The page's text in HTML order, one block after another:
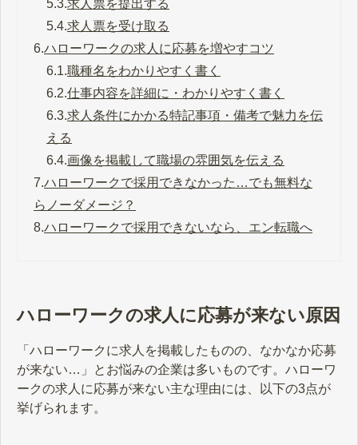
5.3.求人票を提出する
5.4.求人票を受け取る
6.ハローワークの求人に応募を増やすコツ
6.1.職種名をわかりやすく書く
6.2.仕事内容を詳細に・わかりやすく書く
6.3.求人条件にかかる特記事項・備考で魅力を伝
える
6.4.画像を掲載して職場の雰囲気を伝える
7.ハローワークで採用できなかった…でも無料な
らノーダメージ？
8.ハローワークで採用できないなら、エン転職へ
ハローワークの求人に応募が来ない原因
「ハローワークに求人を掲載したものの、なかなか応募
が来ない…」とお悩みの企業は多いものです。ハローワ
ークの求人に応募が来ない主な理由には、以下の3点が
挙げられます。